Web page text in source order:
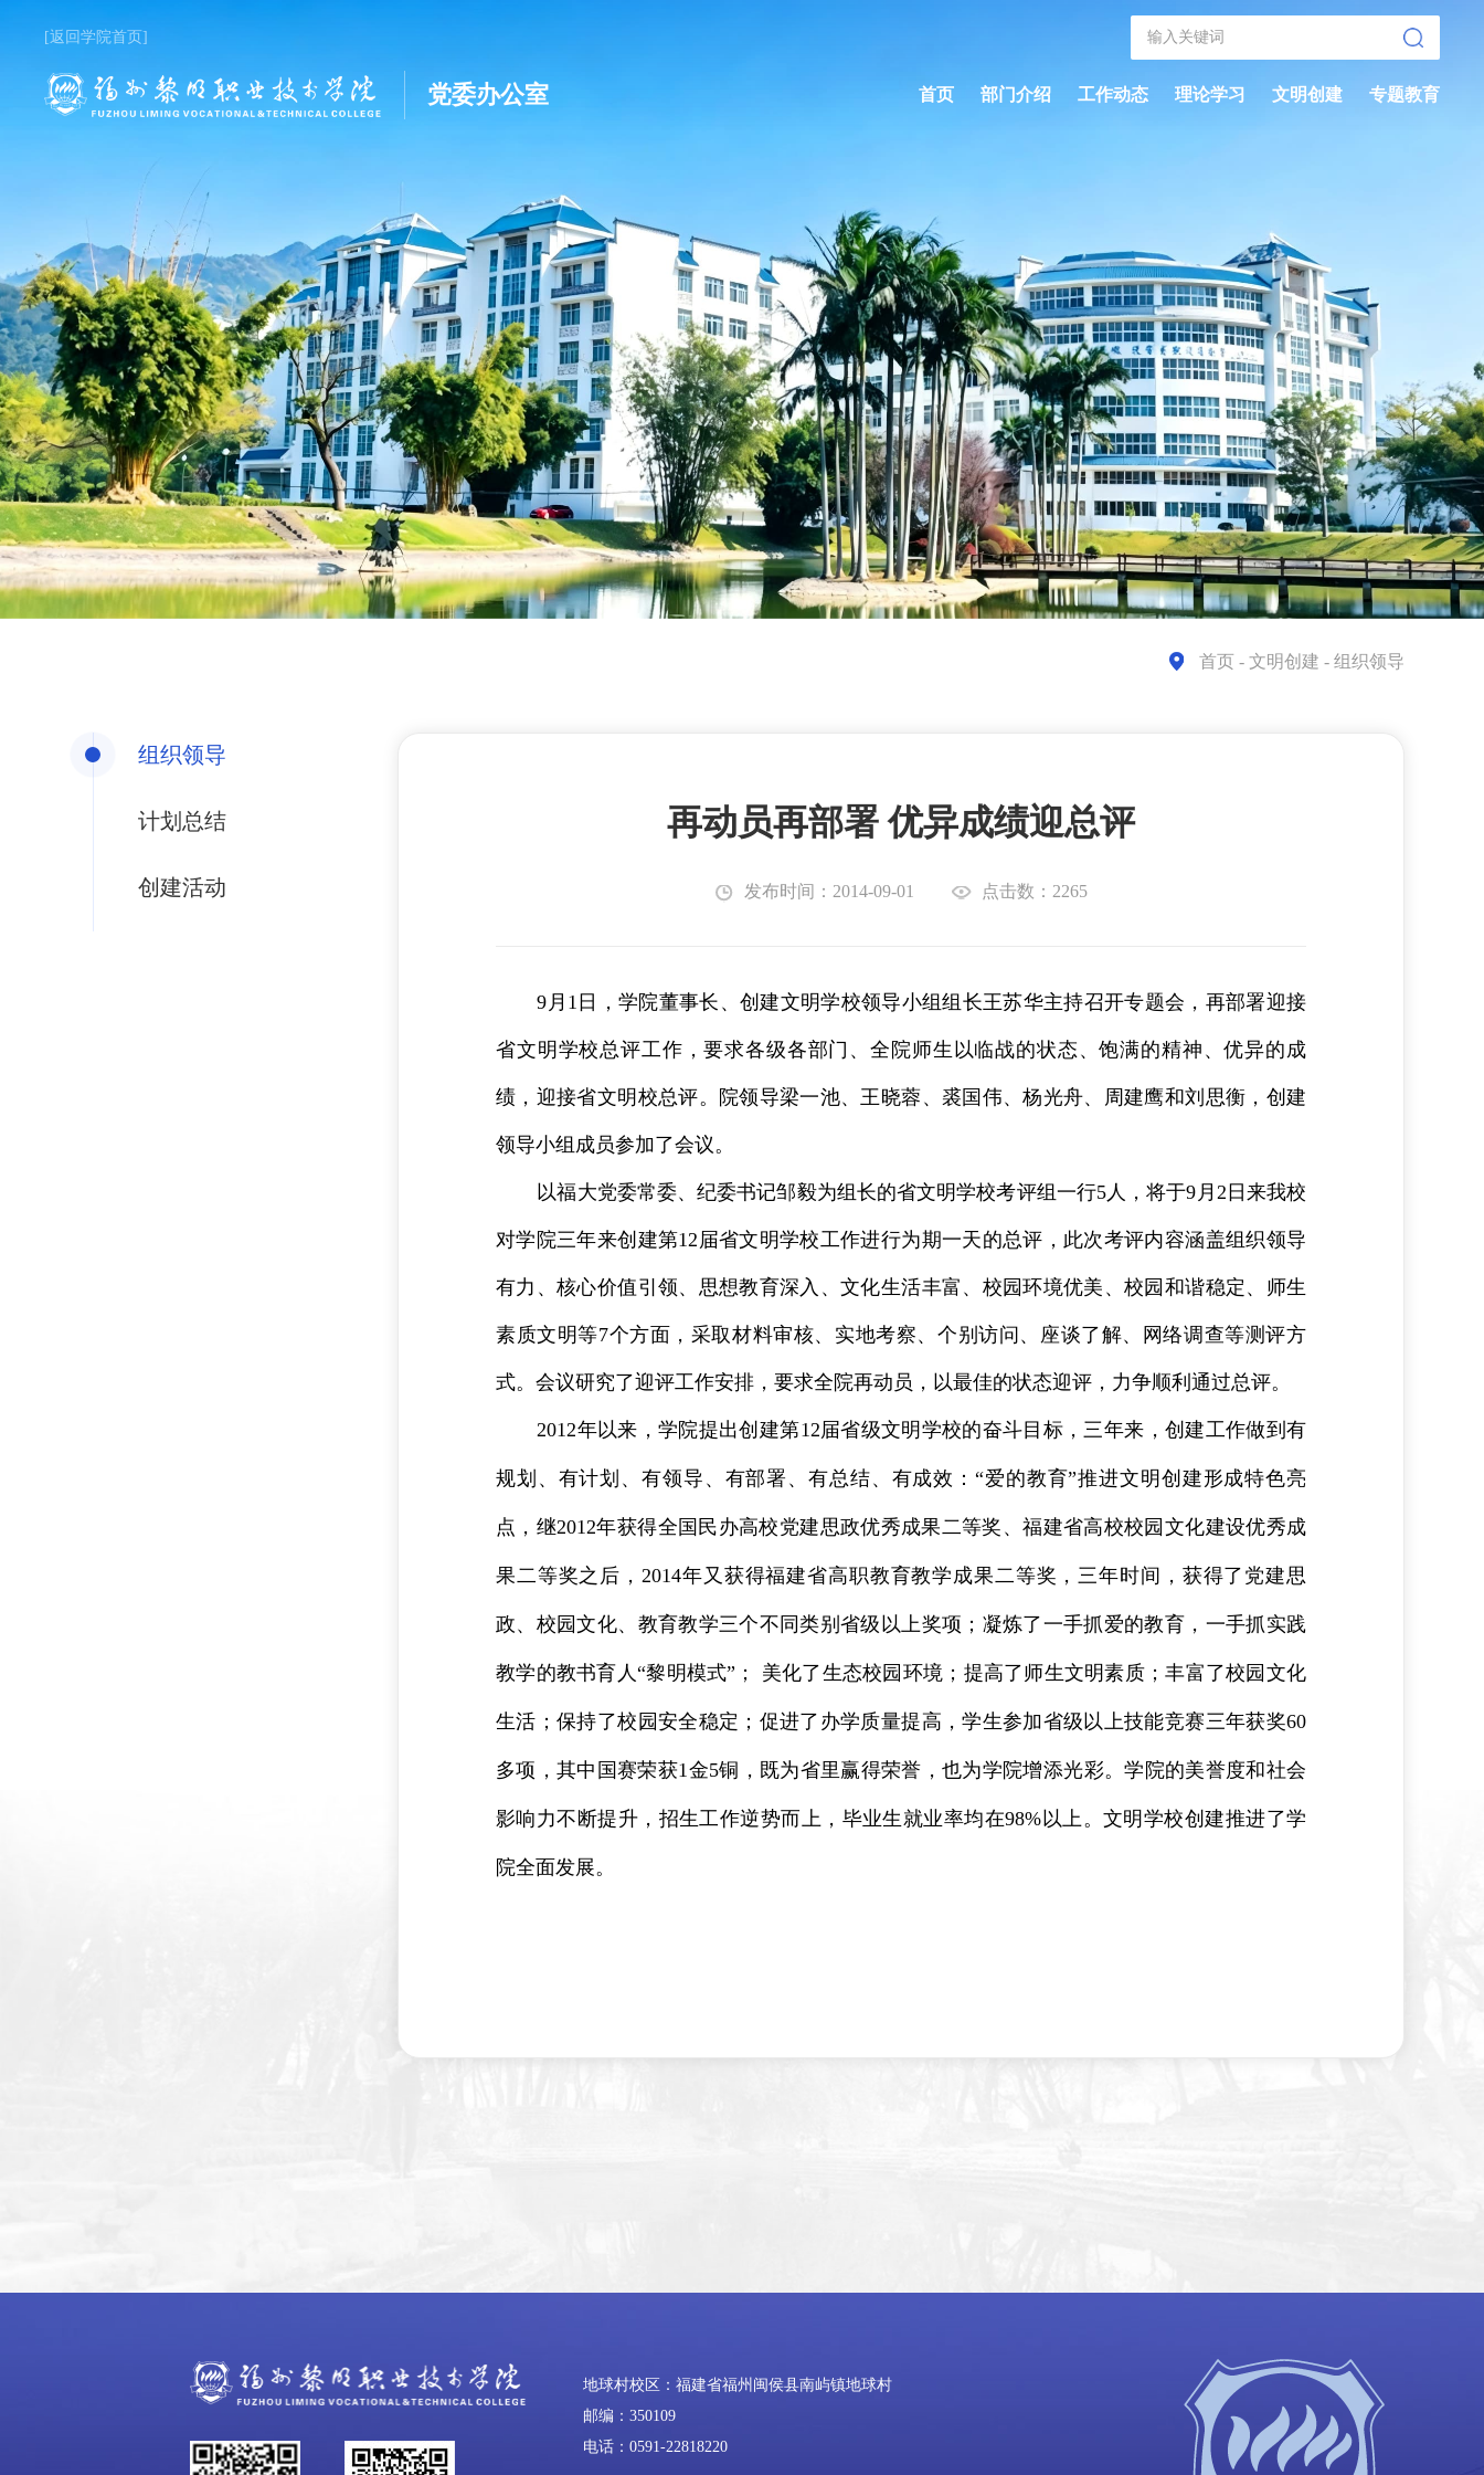
[返回学院首页]
党委办公室 首页 部门介绍 工作动态 理论学习 文明创建 专题教育
首页 - 文明创建 - 组织领导
组织领导
计划总结
创建活动
再动员再部署 优异成绩迎总评
发布时间：2014-09-01 点击数：2265
9 月1日 ，学院董事长、创建文明学校领导小组组长王苏华主持召开专题会，再部署迎接
省文明学校总评工作，要求各级各部门、全院师生以临战的状态、饱满的精神、优异的成
绩，迎接省文明校总评。院领导梁一池、王晓蓉、裘国伟、杨光舟、周建鹰和刘思衡，创建
领导小组成员参加了会议。
以福大党委常委、纪委书记邹毅为组长的省文明学校考评组一行5人，将于9月2日来我校
对学院三年来创建第12届省文明学校工作进行为期一天的总评，此次考评内容涵盖组织领导
有力、核心价值引领、思想教育深入、文化生活丰富、校园环境优美、校园和谐稳定、师生
素质文明等7个方面，采取材料审核、实地考察、个别访问、座谈了解、网络调查等测评方
式。会议研究了迎评工作安排，要求全院再动员，以最佳的状态迎评，力争顺利通过总评。
2012年以来，学院提出创建第12届省级文明学校的奋斗目标，三年来，创建工作做到有
规划、有计划、有领导、有部署、有总结、有成效：“爱的教育”推进文明创建形成特色亮
点，继2012年获得全国民办高校党建思政优秀成果二等奖、福建省高校校园文化建设优秀成
果二等奖之后，2014年又获得福建省高职教育教学成果二等奖，三年时间，获得了党建思
政、校园文化、教育教学三个不同类别省级以上奖项；凝炼了一手抓爱的教育，一手抓实践
教学的教书育人“黎明模式”； 美化了生态校园环境；提高了师生文明素质；丰富了校园文化
生活；保持了校园安全稳定；促进了办学质量提高，学生参加省级以上技能竞赛三年获奖60
多项，其中国赛荣获1金5铜，既为省里赢得荣誉，也为学院增添光彩。学院的美誉度和社会
影响力不断提升，招生工作逆势而上，毕业生就业率均在98%以上。文明学校创建推进了学
院全面发展。
地球村校区：福建省福州闽侯县南屿镇地球村
邮编：350109
电话：0591-22818220